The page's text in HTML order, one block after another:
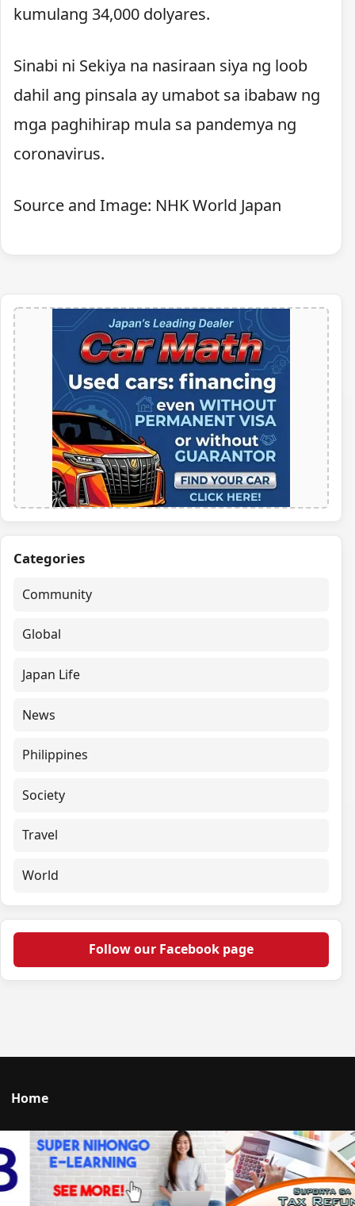
kumulang 34,000 dolyares.
Sinabi ni Sekiya na nasiraan siya ng loob
dahil ang pinsala ay umabot sa ibabaw ng
mga paghihirap mula sa pandemya ng
coronavirus.
Source and Image: NHK World Japan
Categories
Community
Global
Japan Life
News
Philippines
Society
Travel
World
Follow our Facebook page
Home
Talk to us
© 2026 Portal Japan. All rights reserved.